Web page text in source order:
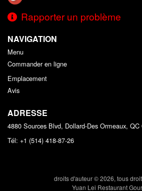
Rapporter un problème
NAVIGATION
Menu
Commander en ligne
Emplacement
Avis
ADRESSE
4880 Sources Blvd, Dollard-Des Ormeaux, QC
Tél: +1 (514) 418-87-26
droits d'auteur © 2026, tous
Yuan Lei Restaurant